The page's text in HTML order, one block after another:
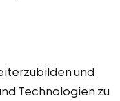
und
Technologien zu